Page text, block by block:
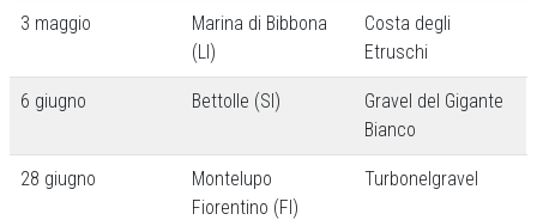
3 maggio
Marina di Bibbona
(LI)
Costa degli
Etruschi
6 giugno Bettolle (SI)
Gravel del Gigante
Bianco
28 giugno
Montelupo
Fiorentino (FI)
Turbonelgravel